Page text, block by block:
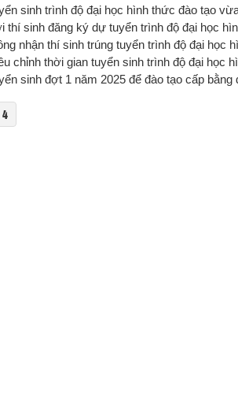
sinh trình độ đại học hình thức đào tạo
thí sinh đăng ký dự tuyển trình độ đại học
nhận thí sinh trúng tuyển trình độ đại học
chỉnh thời gian tuyển sinh trình độ đại học
sinh đợt 1 năm 2025 để đào tạo cấp bằng
4